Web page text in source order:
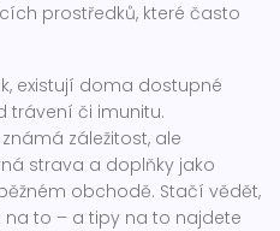
prostředků, které často
existují doma dostupné
trávení či imunitu.
záležitost, ale
strava a doplňky jako
obchodě. Stačí vědět,
na to – a tipy na to najdete